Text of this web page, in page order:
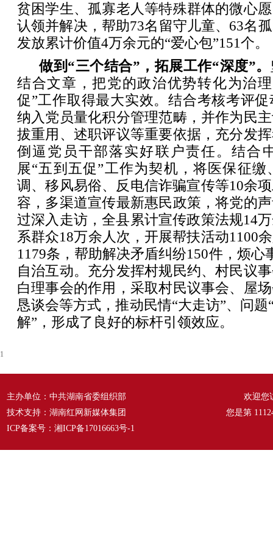
贫困学生、孤寡老人等特殊群体的微心
认领并解决，帮助73名留守儿童、63名
发放累计价值4万余元的“爱心包”151个。
做到“三个结合”，拓展工作“深度”。
结合文章，把党的政治优势转化为治
促”工作取得最大实效。结合考核考评
纳入党员量化积分管理范畴，并作为民
拔重用、述职评议等重要依据，充分发
倒逼党员干部落实好联户责任。结合
展“五到五促”工作为契机，将医保征
调、移风易俗、反电信诈骗宣传等10余
容，多渠道宣传最新惠民政策，将党的
过深入走访，全县累计宣传政策法规14
系群众18万余人次，开展帮扶活动1100
1179条，帮助解决矛盾纠纷150件，烦心
自治互动。充分发挥村规民约、村民议
白理事会的作用，采取村民议事会、屋
恳谈会等方式，推动民情“大走访”、问题
解”，形成了良好的标杆引领效应。
1
主办单位：中共湖南省委组织部
技术支持：湖南红网新媒体集团
ICP备案号： 湘ICP备17016663号-1
欢迎您
您是第